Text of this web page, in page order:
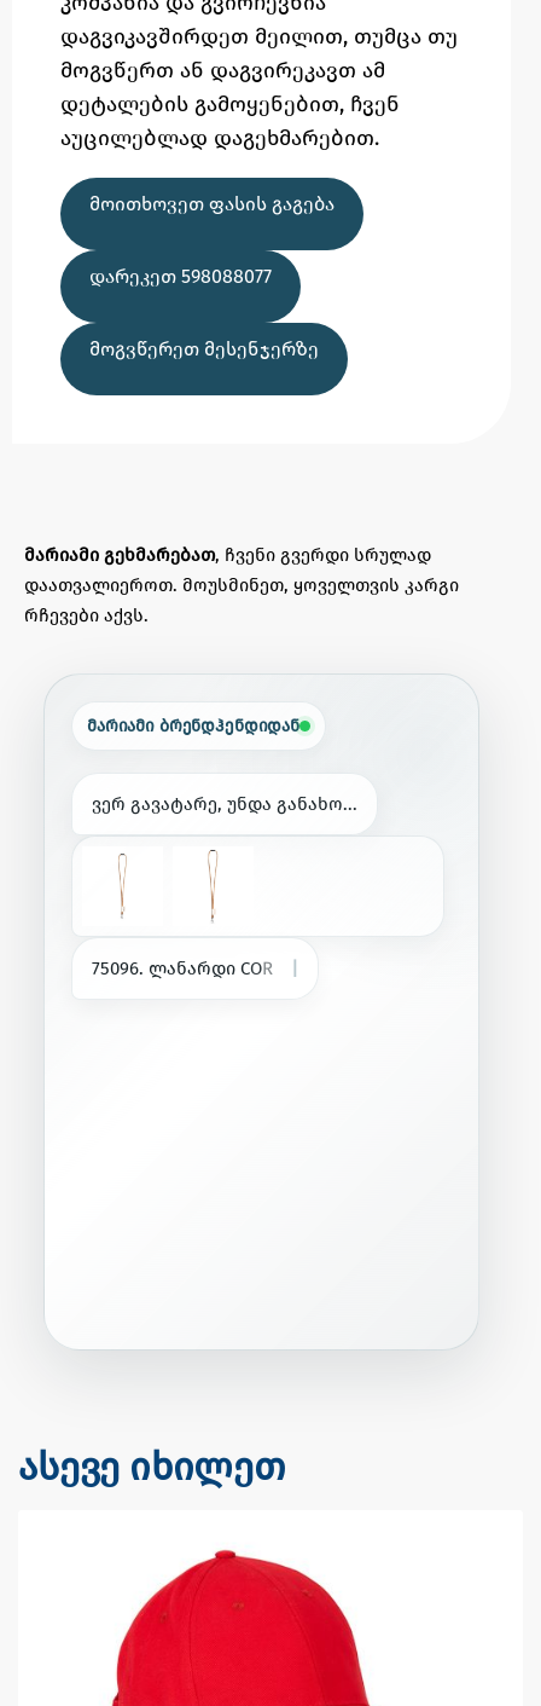
დაგვიკავშირდეთ მეილით, თუმცა თუ
მოგვწერთ ან დაგვირეკავთ ამ
დეტალების გამოყენებით, ჩვენ
აუცილებლად დაგეხმარებით.
ᲛᲝᲘᲗᲮᲝᲕᲔᲗ ᲤᲐᲡᲘᲡ ᲒᲐᲒᲔᲑᲐ
ᲓᲐᲠᲔᲙᲔᲗ 598088077
ᲛᲝᲒᲕᲬᲔᲠᲔᲗ ᲛᲔᲡᲔᲜᲯᲔᲠᲖᲔ
მარიამი გეხმარებათ, ჩვენი გვერდი სრულად
დაათვალიეროთ. მოუსმინეთ, ყოველთვის კარგი
რჩევები აქვს.
მარიამი ბრენდჰენდიდან
ვერ გავატარე, უნდა განახო...
75096. ლანარდი COR
ასევე იხილეთ